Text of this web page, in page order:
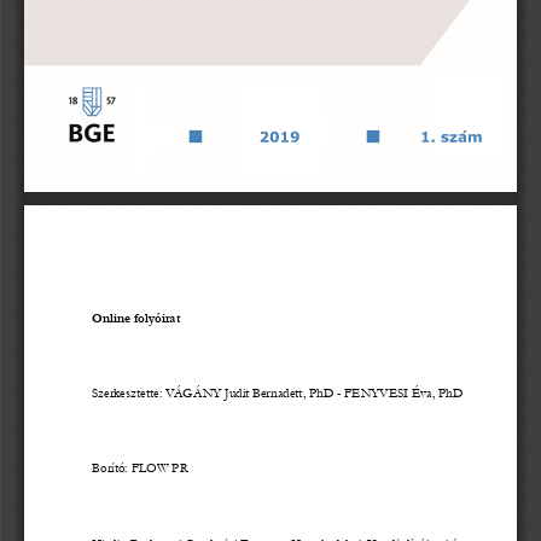
20 1 9 1 szám
Online folyóirat
Szerkesztette: VÁGÁNY Judit Bernadett, PhD - FENYVESI Éva, PhD
Borító: FLOW PR